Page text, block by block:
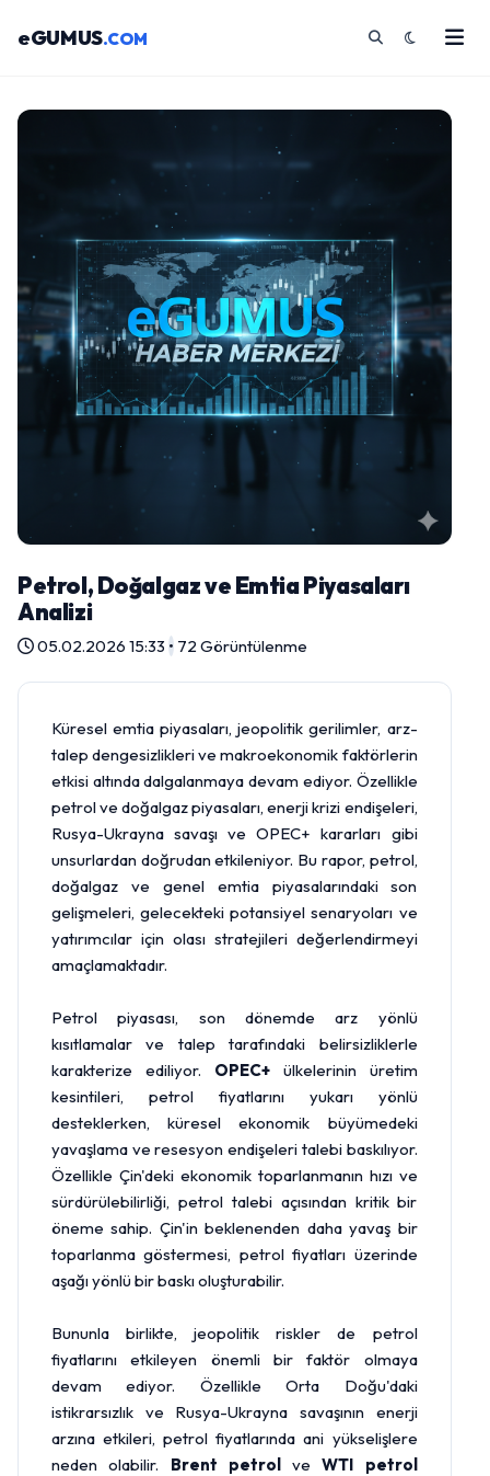
eGUMUS.COM
Petrol, Doğalgaz ve Emtia Piyasaları
Analizi
05.02.2026 15:33 • 72 Görüntülenme
Küresel emtia piyasaları, jeopolitik gerilimler, arz-
talep dengesizlikleri ve makroekonomik faktörlerin
etkisi altında dalgalanmaya devam ediyor. Özellikle
petrol ve doğalgaz piyasaları, enerji krizi endişeleri,
Rusya-Ukrayna savaşı ve OPEC+ kararları gibi
unsurlardan doğrudan etkileniyor. Bu rapor, petrol,
doğalgaz ve genel emtia piyasalarındaki son
gelişmeleri, gelecekteki potansiyel senaryoları ve
yatırımcılar için olası stratejileri değerlendirmeyi
amaçlamaktadır.
Petrol piyasası, son dönemde arz yönlü
kısıtlamalar ve talep tarafındaki belirsizliklerle
karakterize ediliyor. OPEC+ülkelerinin üretim
kesintileri, petrol fiyatlarını yukarı yönlü
desteklerken, küresel ekonomik büyümedeki
yavaşlama ve resesyon endişeleri talebi baskılıyor.
Özellikle Çin'deki ekonomik toparlanmanın hızı ve
sürdürülebilirliği, petrol talebi açısından kritik bir
öneme sahip. Çin'in beklenenden daha yavaş bir
toparlanma göstermesi, petrol fiyatları üzerinde
aşağı yönlü bir baskı oluşturabilir.
Bununla birlikte, jeopolitik riskler de petrol
fiyatlarını etkileyen önemli bir faktör olmaya
devam ediyor. Özellikle Orta Doğu'daki
istikrarsızlık ve Rusya-Ukrayna savaşının enerji
arzına etkileri, petrol fiyatlarında ani yükselişlere
neden olabilir. Brent petrolveWTI petrol